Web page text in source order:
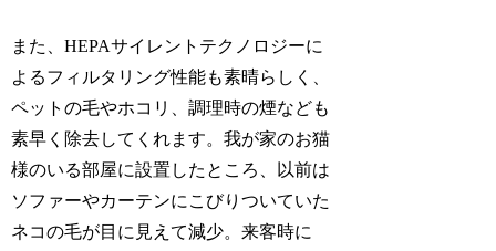
また、HEPAサイレントテクノロジーに
よるフィルタリング性能も素晴らしく、
ペットの毛やホコリ、調理時の煙なども
素早く除去してくれます。我が家のお猫
様のいる部屋に設置したところ、以前は
ソファーやカーテンにこびりついていた
ネコの毛が目に見えて減少。来客時に